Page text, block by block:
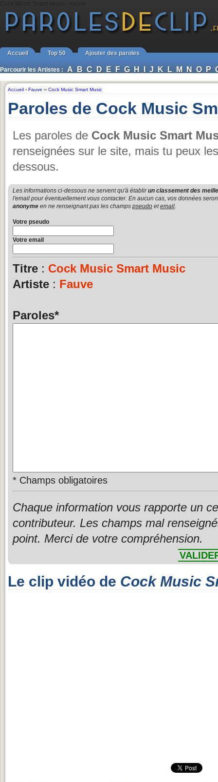
Accueil Top 50 Ajouter des paroles
Parcourir les Artistes : A B C D E F G H I J K L M N O P
Accueil › Fauve ›› Cock Music Smart Music
Paroles de Cock Music
Les paroles de Cock Music Smart
renseignées sur le site, mais tu peux
dessous.
Les informations ci-dessous ne servent qu'à établirun classement des
l'email pour éventuellement vous contacter. En aucun cas, vos données
anonyme en ne renseignant pas les champs pseudo etemail.
Votre pseudo
Votre email
Titre : Cock Music Smart Music
Artiste : Fauve
Paroles*
* Champs obligatoires
Chaque information vous rapporte un
contributeur. Les champs mal
point. Merci de votre compréhension.
Le clip vidéo de Cock Music